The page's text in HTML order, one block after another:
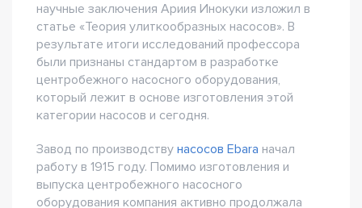
научные заключения Ариия Инокуки изложил в
статье «Теория улиткообразных насосов». В
результате итоги исследований профессора
были признаны стандартом в разработке
центробежного насосного оборудования,
который лежит в основе изготовления этой
категории насосов и сегодня.
Завод по производству насосов Ebara начал
работу в 1915 году. Помимо изготовления и
выпуска центробежного насосного
оборудования компания активно продолжала